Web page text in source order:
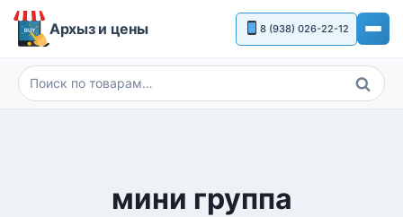
Перейти
Архыз и цены 8 (938) 026-22-12
Искать:
Поиск
мини группа